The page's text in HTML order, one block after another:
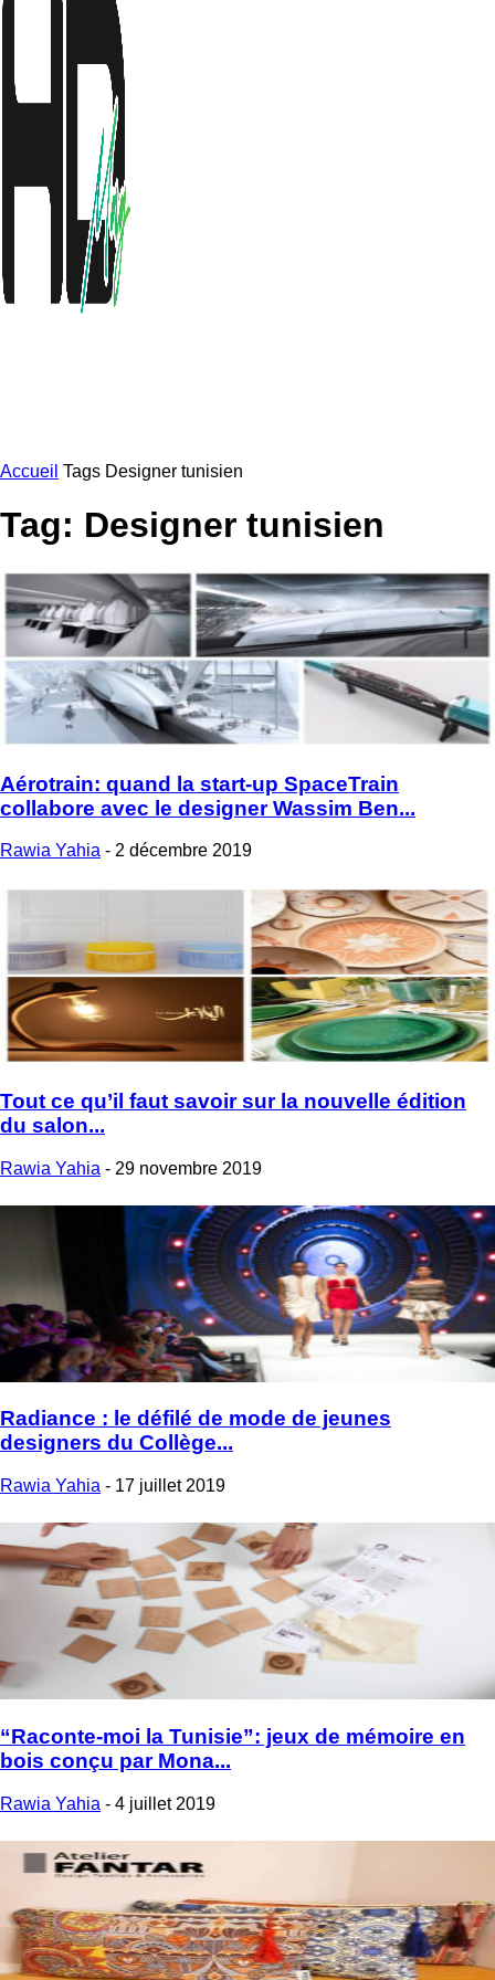
Accueil Tags Designer tunisien
Tag: Designer tunisien
Aérotrain: quand la start-up SpaceTrain
collabore avec le designer Wassim Ben...
Rawia Yahia - 2 décembre 2019
Tout ce qu’il faut savoir sur la nouvelle édition
du salon...
Rawia Yahia - 29 novembre 2019
Radiance : le défilé de mode de jeunes
designers du Collège...
Rawia Yahia - 17 juillet 2019
“Raconte-moi la Tunisie”: jeux de mémoire en
bois conçu par Mona...
Rawia Yahia - 4 juillet 2019